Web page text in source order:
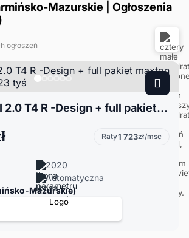
Mazurskie | Ogłoszenia
ogłoszeń
Volvo S60 III 2.0 T4 R -Design + full pakiet maxton design 2020r. 123 tyś
Raty1 723zł/msc
2020
Automatyczna
Mazurskie)